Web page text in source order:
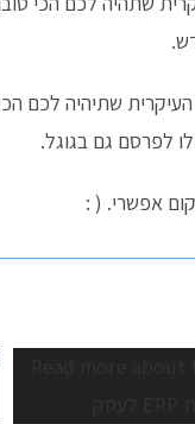
שתיהיה לכם
לפרסם גם בגוגל.
אפשרי. ( :